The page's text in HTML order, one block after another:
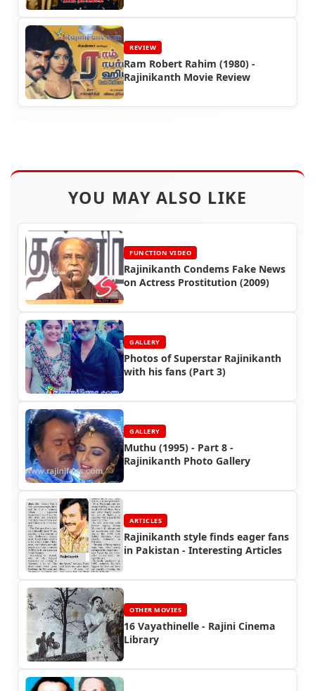
REVIEW
Ram Robert Rahim (1980) -
Rajinikanth Movie Review
YOU MAY ALSO LIKE
FUNCTION VIDEO
Rajinikanth Condems Fake News
on Actress Prostitution (2009)
GALLERY
Photos of Superstar Rajinikanth
with his fans (Part 3)
GALLERY
Muthu (1995) - Part 8 -
Rajinikanth Photo Gallery
ARTICLES
Rajinikanth style finds eager fans
in Pakistan - Interesting Articles
OTHER MOVIES
16 Vayathinelle - Rajini Cinema
Library